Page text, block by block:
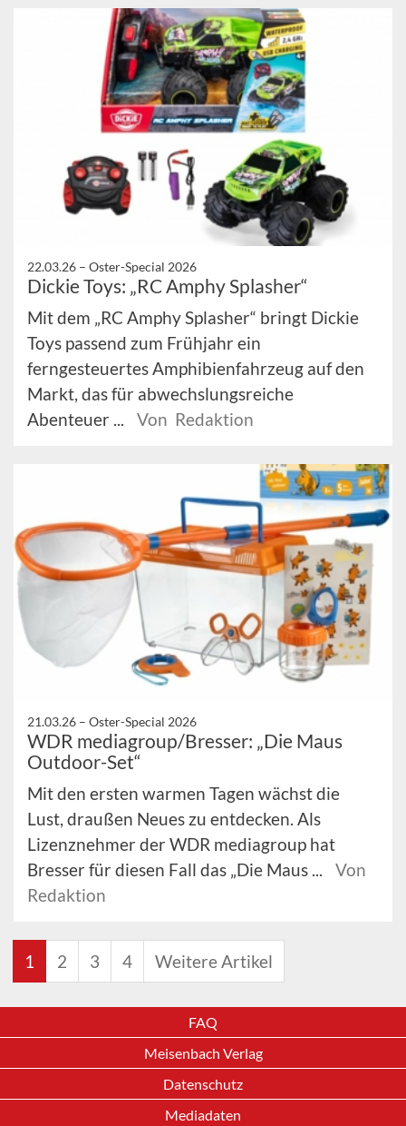
22.03.26 – Oster-Special 2026
Dickie Toys: „RC Amphy Splasher“
Mit dem „RC Amphy Splasher“ bringt Dickie
Toys passend zum Frühjahr ein
ferngesteuertes Amphibienfahrzeug auf den
Markt, das für abwechslungsreiche
Abenteuer ...
Von Redaktion
21.03.26 – Oster-Special 2026
WDR mediagroup/Bresser: „Die Maus
Outdoor-Set“
Mit den ersten warmen Tagen wächst die
Lust, draußen Neues zu entdecken. Als
Lizenznehmer der WDR mediagroup hat
Bresser für diesen Fall das „Die Maus ...
Von
Redaktion
1 2 3 4 Weitere Artikel
FAQ
Meisenbach Verlag
Datenschutz
Mediadaten